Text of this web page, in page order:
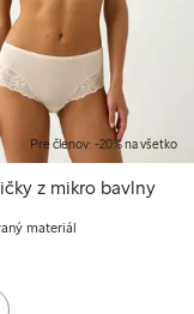
Pre členov: -20% na všetko
z mikro bavlny
€
materiál